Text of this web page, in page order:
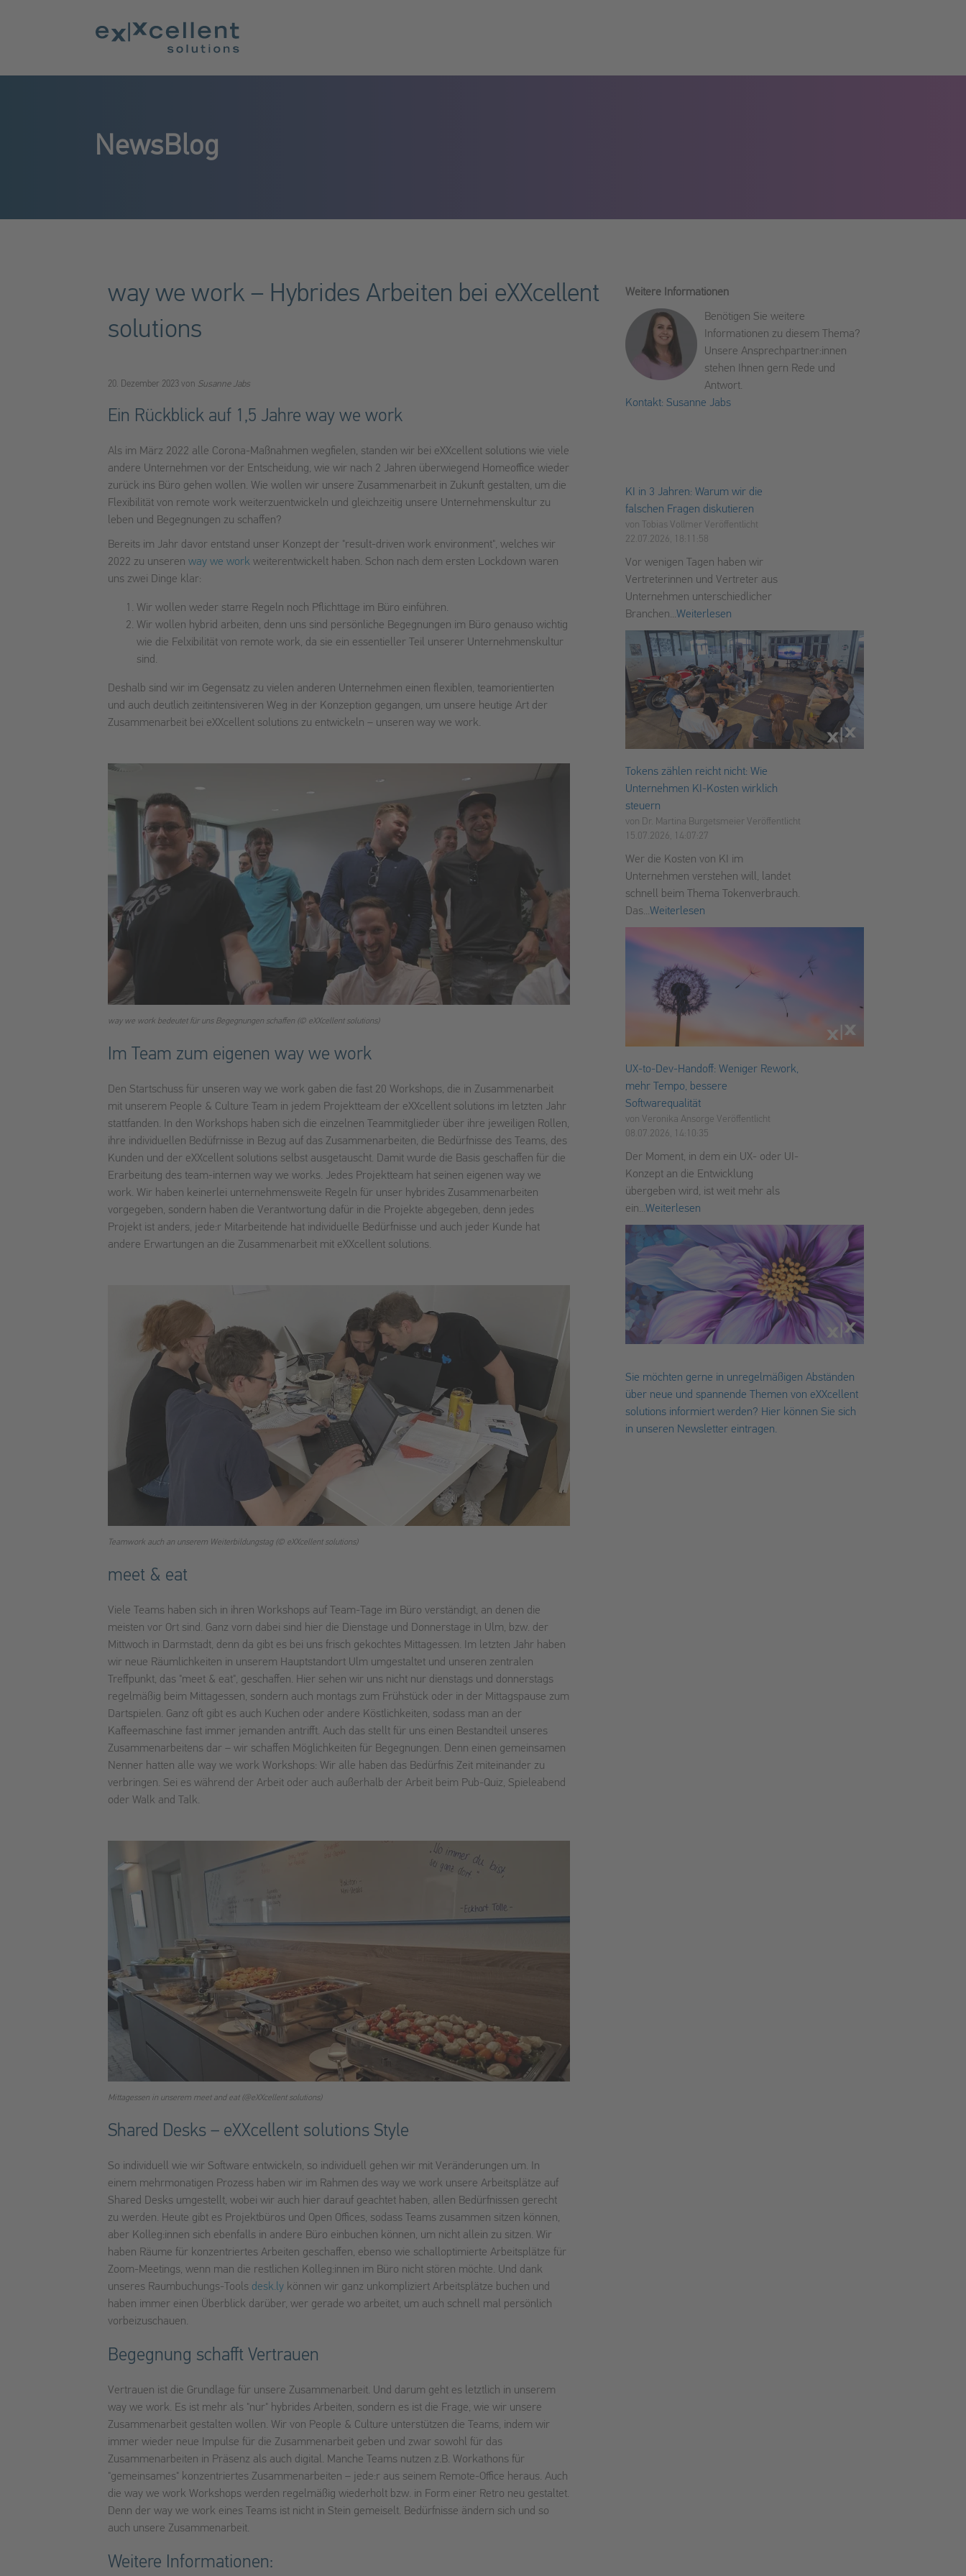
NewsBlog
way we work – Hybrides Arbeiten bei eXXcellent
solutions
20. Dezember 2023 von Susanne Jabs
Ein Rückblick auf 1,5 Jahre way we work
Als im März 2022 alle Corona-Maßnahmen wegfielen, standen wir bei eXXcellent solutions wie viele
andere Unternehmen vor der Entscheidung, wie wir nach 2 Jahren überwiegend Homeoffice wieder
zurück ins Büro gehen wollen. Wie wollen wir unsere Zusammenarbeit in Zukunft gestalten, um die
Flexibilität von remote work weiterzuentwickeln und gleichzeitig unsere Unternehmenskultur zu
leben und Begegnungen zu schaffen?
Bereits im Jahr davor entstand unser Konzept der "result-driven work environment", welches wir
2022 zu unseren way we work weiterentwickelt haben. Schon nach dem ersten Lockdown waren
uns zwei Dinge klar:
Wir wollen weder starre Regeln noch Pflichttage im Büro einführen.
Wir wollen hybrid arbeiten, denn uns sind persönliche Begegnungen im Büro genauso wichtig
wie die Felxibilität von remote work, da sie ein essentieller Teil unserer Unternehmenskultur
sind.
Deshalb sind wir im Gegensatz zu vielen anderen Unternehmen einen flexiblen, teamorientierten
und auch deutlich zeitintensiveren Weg in der Konzeption gegangen, um unsere heutige Art der
Zusammenarbeit bei eXXcellent solutions zu entwickeln – unseren way we work.
way we work bedeutet für uns Begegnungen schaffen (© eXXcellent solutions)
Im Team zum eigenen way we work
Den Startschuss für unseren way we work gaben die fast 20 Workshops, die in Zusammenarbeit
mit unserem People & Culture Team in jedem Projektteam der eXXcellent solutions im letzten Jahr
stattfanden. In den Workshops haben sich die einzelnen Teammitglieder über ihre jeweiligen Rollen,
ihre individuellen Bedüfrnisse in Bezug auf das Zusammenarbeiten, die Bedürfnisse des Teams, des
Kunden und der eXXcellent solutions selbst ausgetauscht. Damit wurde die Basis geschaffen für die
Erarbeitung des team-internen way we works. Jedes Projektteam hat seinen eigenen way we
work. Wir haben keinerlei unternehmensweite Regeln für unser hybrides Zusammenarbeiten
vorgegeben, sondern haben die Verantwortung dafür in die Projekte abgegeben, denn jedes
Projekt ist anders, jede:r Mitarbeitende hat individuelle Bedürfnisse und auch jeder Kunde hat
andere Erwartungen an die Zusammenarbeit mit eXXcellent solutions.
Teamwork auch an unserem Weiterbildungstag (© eXXcellent solutions)
meet & eat
Viele Teams haben sich in ihren Workshops auf Team-Tage im Büro verständigt, an denen die
meisten vor Ort sind. Ganz vorn dabei sind hier die Dienstage und Donnerstage in Ulm, bzw. der
Mittwoch in Darmstadt, denn da gibt es bei uns frisch gekochtes Mittagessen. Im letzten Jahr haben
wir neue Räumlichkeiten in unserem Hauptstandort Ulm umgestaltet und unseren zentralen
Treffpunkt, das "meet & eat", geschaffen. Hier sehen wir uns nicht nur dienstags und donnerstags
regelmäßig beim Mittagessen, sondern auch montags zum Frühstück oder in der Mittagspause zum
Dartspielen. Ganz oft gibt es auch Kuchen oder andere Köstlichkeiten, sodass man an der
Kaffeemaschine fast immer jemanden antrifft. Auch das stellt für uns einen Bestandteil unseres
Zusammenarbeitens dar – wir schaffen Möglichkeiten für Begegnungen. Denn einen gemeinsamen
Nenner hatten alle way we work Workshops: Wir alle haben das Bedürfnis Zeit miteinander zu
verbringen. Sei es während der Arbeit oder auch außerhalb der Arbeit beim Pub-Quiz, Spieleabend
oder Walk and Talk.
Mittagessen in unserem meet and eat (@eXXcellent solutions)
Shared Desks – eXXcellent solutions Style
So individuell wie wir Software entwickeln, so individuell gehen wir mit Veränderungen um. In
einem mehrmonatigen Prozess haben wir im Rahmen des way we work unsere Arbeitsplätze auf
Shared Desks umgestellt, wobei wir auch hier darauf geachtet haben, allen Bedürfnissen gerecht
zu werden. Heute gibt es Projektbüros und Open Offices, sodass Teams zusammen sitzen können,
aber Kolleg:innen sich ebenfalls in andere Büro einbuchen können, um nicht allein zu sitzen. Wir
haben Räume für konzentriertes Arbeiten geschaffen, ebenso wie schalloptimierte Arbeitsplätze für
Zoom-Meetings, wenn man die restlichen Kolleg:innen im Büro nicht stören möchte. Und dank
unseres Raumbuchungs-Tools desk.ly können wir ganz unkompliziert Arbeitsplätze buchen und
haben immer einen Überblick darüber, wer gerade wo arbeitet, um auch schnell mal persönlich
vorbeizuschauen.
Begegnung schafft Vertrauen
Vertrauen ist die Grundlage für unsere Zusammenarbeit. Und darum geht es letztlich in unserem
way we work. Es ist mehr als "nur" hybrides Arbeiten, sondern es ist die Frage, wie wir unsere
Zusammenarbeit gestalten wollen. Wir von People & Culture unterstützen die Teams, indem wir
immer wieder neue Impulse für die Zusammenarbeit geben und zwar sowohl für das
Zusammenarbeiten in Präsenz als auch digital. Manche Teams nutzen z.B. Workathons für
"gemeinsames" konzentriertes Zusammenarbeiten – jede:r aus seinem Remote-Office heraus. Auch
die way we work Workshops werden regelmäßig wiederholt bzw. in Form einer Retro neu gestaltet.
Denn der way we work eines Teams ist nicht in Stein gemeiselt. Bedürfnisse ändern sich und so
auch unsere Zusammenarbeit.
Weitere Informationen:
Weitere Informationen
Benötigen Sie weitere
Informationen zu diesem Thema?
Unsere Ansprechpartner:innen
stehen Ihnen gern Rede und
Antwort.
Kontakt: Susanne Jabs
KI in 3 Jahren: Warum wir die
falschen Fragen diskutieren
von Tobias Vollmer Veröffentlicht
22.07.2026, 18:11:58
Vor wenigen Tagen haben wir
Vertreterinnen und Vertreter aus
Unternehmen unterschiedlicher
Branchen...Weiterlesen
Tokens zählen reicht nicht: Wie
Unternehmen KI-Kosten wirklich
steuern
von Dr. Martina Burgetsmeier Veröffentlicht
15.07.2026, 14:07:27
Wer die Kosten von KI im
Unternehmen verstehen will, landet
schnell beim Thema Tokenverbrauch.
Das...Weiterlesen
UX-to-Dev-Handoff: Weniger Rework,
mehr Tempo, bessere
Softwarequalität
von Veronika Ansorge Veröffentlicht
08.07.2026, 14:10:35
Der Moment, in dem ein UX- oder UI-
Konzept an die Entwicklung
übergeben wird, ist weit mehr als
ein...Weiterlesen
Sie möchten gerne in unregelmäßigen Abständen
über neue und spannende Themen von eXXcellent
solutions informiert werden? Hier können Sie sich
in unseren Newsletter eintragen.